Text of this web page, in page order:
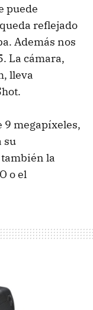
puede
reflejado
Además nos
La cámara,
lleva
9 megapíxeles,
su
la
o el